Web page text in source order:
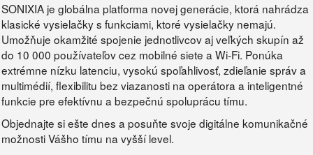
SONIXIA je globálna platforma novej generácie, ktorá nahrádza
klasické vysielačky s funkciami, ktoré vysielačky nemajú.
Umožňuje okamžité spojenie jednotlivcov aj veľkých skupín až
do 10 000 používateľov cez mobilné siete a Wi-Fi. Ponúka
extrémne nízku latenciu, vysokú spoľahlivosť, zdieľanie správ a
multimédií, flexibilitu bez viazanosti na operátora a inteligentné
funkcie pre efektívnu a bezpečnú spoluprácu tímu.
Objednajte si ešte dnes a posuňte svoje digitálne komunikačné
možnosti Vášho tímu na vyšší level.